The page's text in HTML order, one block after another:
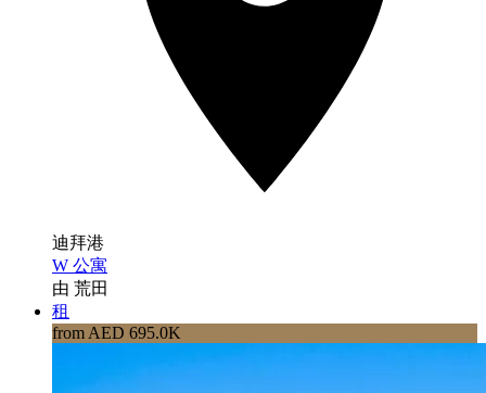
迪拜港
W 公寓
由 荒田
租
from AED 695.0K